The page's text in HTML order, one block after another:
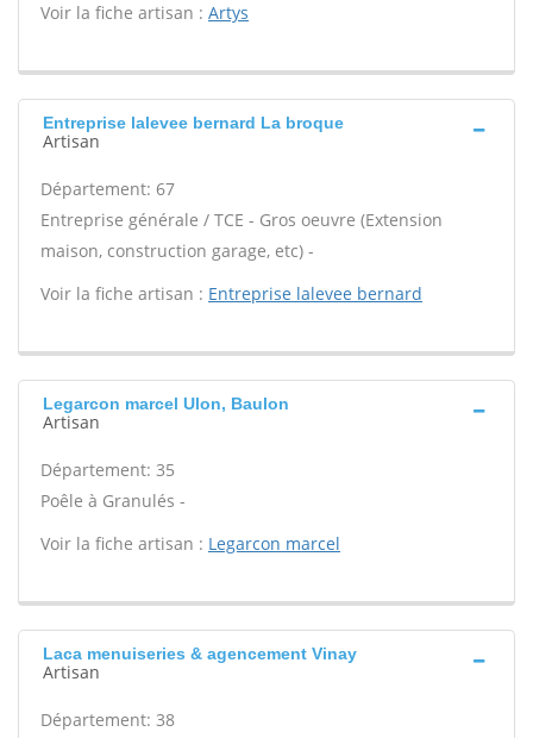
Voir la fiche artisan : Artys
Entreprise lalevee bernard La broque
Artisan
Département: 67
Entreprise générale / TCE - Gros oeuvre (Extension
maison, construction garage, etc) -
Voir la fiche artisan : Entreprise lalevee bernard
Legarcon marcel Ulon, Baulon
Artisan
Département: 35
Poêle à Granulés -
Voir la fiche artisan : Legarcon marcel
Laca menuiseries & agencement Vinay
Artisan
Département: 38